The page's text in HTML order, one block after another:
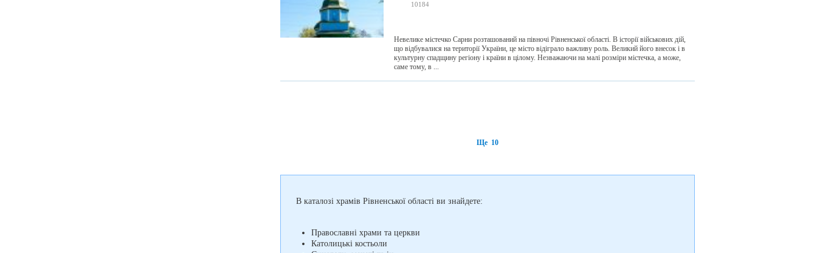
10184
Невелике містечко Сарни розташований на півночі Рівненської області. В історії військових дій,
що відбувалися на території України, це місто відіграло важливу роль. Великий його внесок і в
культурну спадщину регіону і країни в цілому. Незважаючи на малі розміри містечка, а може,
саме тому, в ...
Ще 10
В каталозі храмів Рівненської області ви знайдете:
Православні храми та церкви
Католицькі костьоли